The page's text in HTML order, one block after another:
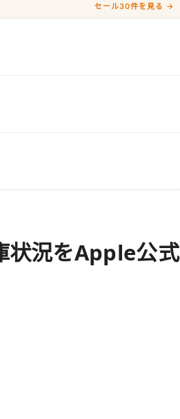
セール30件を見る →
況をApple公式